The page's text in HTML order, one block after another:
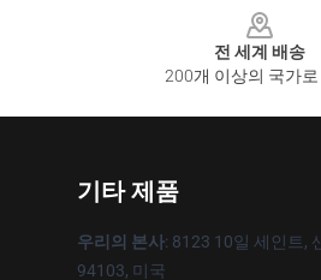
전 세계 배송
200개 이상의 국가로
기타 제품
우리의 본사: 8123 10일 세인트,
94103, 미국